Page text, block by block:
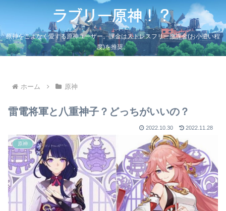
原神をこよなく愛する原神ユーザー。課金はストレスフリー微課金(お小遣い程
度)を推奨。
ホーム 原神
雷電将軍と八重神子？どっちがいいの？
2022.10.30 2022.11.28
原神